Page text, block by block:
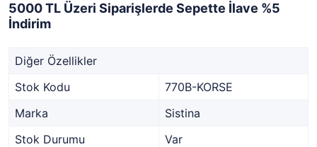
5000 TL Üzeri Siparişlerde Sepette İlave %5
İndirim
Diğer Özellikler
Stok Kodu
770B-KORSE
Marka
Sistina
Stok Durumu
Var